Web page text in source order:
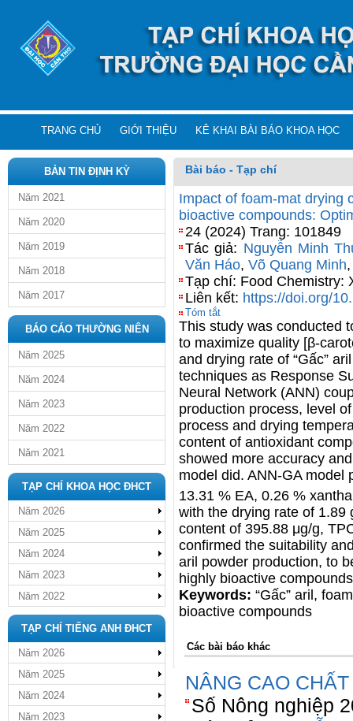
TRANG CHỦ GIỚI THIỆU KÊ KHAI BÀI BÁO KHOA HỌC
BẢN TIN ĐỊNH KỲ
Năm 2021
Năm 2020
Năm 2019
Năm 2018
Năm 2017
BÁO CÁO THƯỜNG NIÊN
Năm 2025
Năm 2024
Năm 2023
Năm 2022
Năm 2021
TẠP CHÍ KHOA HỌC ĐHCT
Năm 2026
Năm 2025
Năm 2024
Năm 2023
Năm 2022
TẠP CHÍ TIẾNG ANH ĐHCT
Năm 2026
Năm 2025
Năm 2024
Năm 2023
Bài báo - Tạp chí
Impact of foam-mat drying
bioactive compounds:
24 (2024) Trang: 101849
Tác giả: Nguyễn Minh
Văn Háo, Võ Quang Minh
Tạp chí: Food Chemistry:
Liên kết: https://doi.org/
Tóm tắt
This study was conducted
to maximize quality [β-
and drying rate of “Gấc”
techniques as Response
Neural Network (ANN)
production process, level
process and drying
content of antioxidant
showed more accuracy
model did. ANN-GA model
13.31 % EA, 0.26 %
with the drying rate of 1.89
content of 395.88 μg/g,
confirmed the suitability
aril powder production, to
highly bioactive
Keywords: “Gấc” aril,
bioactive compounds
Các bài báo khác
NÂNG CAO
Số Nông nghiệp